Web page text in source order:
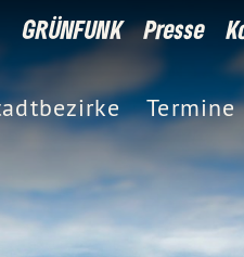
GRÜNFUNK Presse
Termine